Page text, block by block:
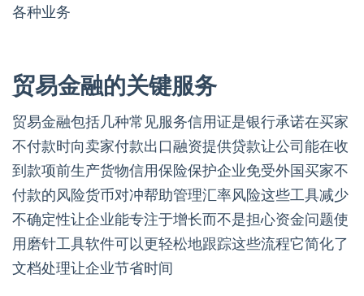
各种业务
贸易金融的关键服务
贸易金融包括几种常见服务信用证是银行承诺在买家
不付款时向卖家付款出口融资提供贷款让公司能在收
到款项前生产货物信用保险保护企业免受外国买家不
付款的风险货币对冲帮助管理汇率风险这些工具减少
不确定性让企业能专注于增长而不是担心资金问题使
用磨针工具软件可以更轻松地跟踪这些流程它简化了
文档处理让企业节省时间